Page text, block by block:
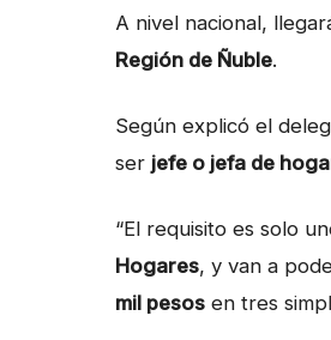
A nivel nacional,
Región de Ñuble.
Según explicó el
ser jefe o jefa de
“El requisito es solo
Hogares, y van a
mil pesos en tres